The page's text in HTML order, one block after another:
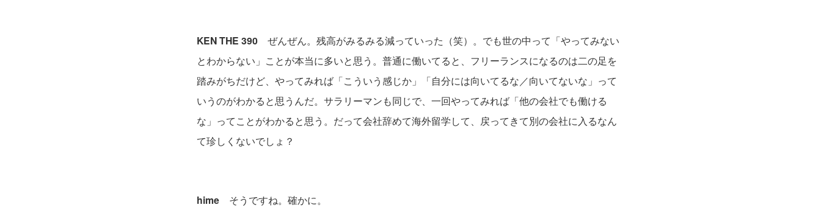
KEN THE 390 ぜんぜん。残高がみるみる減っていった（笑）。でも世の中って「やってみない
とわからない」ことが本当に多いと思う。普通に働いてると、フリーランスになるのは二の足を
踏みがちだけど、やってみれば「こういう感じか」「自分には向いてるな／向いてないな」って
いうのがわかると思うんだ。サラリーマンも同じで、一回やってみれば「他の会社でも働ける
な」ってことがわかると思う。だって会社辞めて海外留学して、戻ってきて別の会社に入るなん
て珍しくないでしょ？
hime そうですね。確かに。